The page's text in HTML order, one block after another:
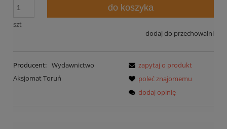
szt
do koszyka
dodaj do przechowalni
Producent: Wydawnictwo
Aksjomat Toruń
zapytaj o produkt
poleć znajomemu
dodaj opinię